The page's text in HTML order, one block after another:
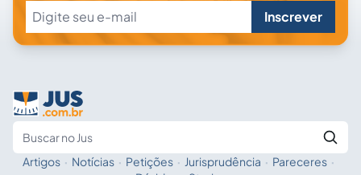
Inscrever
Artigos · Notícias · Petições · Jurisprudência · Pareceres ·